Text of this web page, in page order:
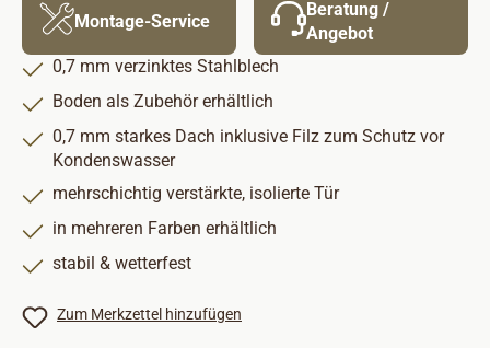
Montage-Service
Beratung /
Angebot
0,7 mm verzinktes Stahlblech
Boden als Zubehör erhältlich
0,7 mm starkes Dach inklusive Filz zum Schutz vor
Kondenswasser
mehrschichtig verstärkte, isolierte Tür
in mehreren Farben erhältlich
stabil & wetterfest
Zum Merkzettel hinzufügen